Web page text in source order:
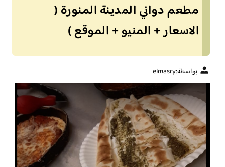
مطعم دواني المدينة المنورة (
الاسعار + المنيو + الموقع )
بواسطة:elmasry